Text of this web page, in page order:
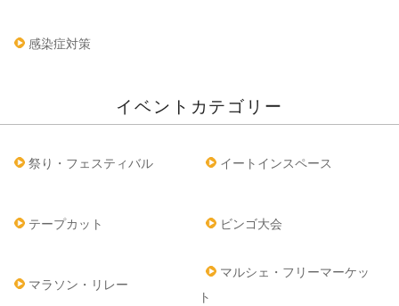
感染症対策
イベントカテゴリー
祭り・フェスティバル イートインスペース
テープカット ビンゴ大会
マラソン・リレー
マルシェ・フリーマーケッ
ト